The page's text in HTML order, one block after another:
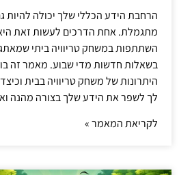
הרחבת הידע הכללי שלך יכולה להיות
מתגמלת. אחת הדרכים לעשות זאת
השתתפות במשחק טריוויה ביתי
בשאלות חדשות מדי שבוע. מאמר זה
היתרונות של משחק טריוויה בבית
לך לשפר את הידע שלך בצורה מהנה
לקריאת המאמר »